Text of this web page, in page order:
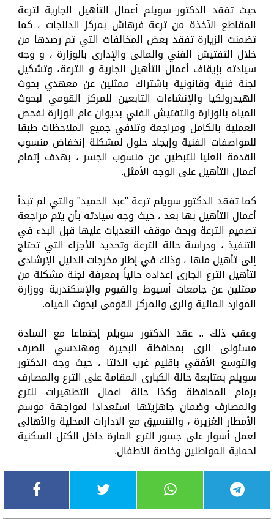
حيث تفقد الدكتور سويلم أعمال التأهيل الجارية لترعة
المقاطع الآخذة من ترعة فرهاش بمركز الدلنجات ، كما
تضمنت الزيارة تفقد بعض المخالفات التي تم رصدها من
خلال التفتيش الفني والمالى والإدارى بالوزارة ، و وجه
سيادته بإيقاف أعمال التأهيل الجارية و الترعة، وتشكيل
لجنة فنية وقانونية بإشتراك ممثلين عن معهدي بحوث
الهيدرولكيا والإنشاءات التابعين للمركز القومي لبحوث
المياه بالوزارة والتفتيش الفني بديوان عام الوزارة لفحص
العملية بالكامل ومراجعة وتلافي جميع الملاحظات طبقا
للمواصفات الفنية وإيجاد حلول لمشكلة إنخفاض منسوب
القدمة العليا للتبطين عن منسوب الجسر ، بهدف إتمام
أعمال التأهيل على الوجه الأمثل.
كما تفقد الدكتور سويلم ترعة "عبد الحميد" والتي لم تبدأ
أعمال التأهيل بها بعد ، حيث وجه سيادته بأن يتم مراجعة
تصميم الترعة وبحث موقف التعديات عليها قبل البدء في
التنفيذ ، ودراسة حالة الترعة وتحديد الأجزاء التي تحتاج
إلى تأهيل منها ، وذلك في إطار مخرجات الدليل الإرشادى
لتأهيل الترع الجارى إعداده حالياً بمعرفة لجنة مشكلة من
ممثلين عن جامعات أسيوط والفيوم والإسكندرية ووزارة
الموارد المائية والرى والمركز القومى لبحوث المياه.
وعقب ذلك .. عقد الدكتور سويلم إجتماعا مع السادة
مسئولى الرى بمحافظة البحيرة ومهندسي الصرف
والتوسع الأفقي بإقليم غرب الدلتا ، حيث وجه الدكتور
سويلم بمتابعة حالة الكبارى المقامة على الترع والمصارف
بزمام المحافظة وكذا حالة اعمال التطهيرات للترع
والمصارف وضمان جاهزيتها استعدادا لمواجهة موسم
الأمطار الغزيرة ، والتنسيق مع الادارات المحلية والأهالى
لعمل أسوار على جسور الترع المارة داخل الكتل السكنية
لحماية المواطنين وخاصة الأطفال.